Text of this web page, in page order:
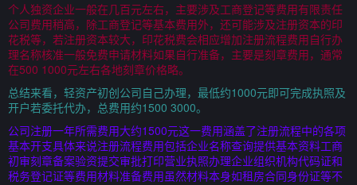
个人独资企业一般在几百元左右，主要涉及工商登记等费用有限责任
公司费用稍高，除工商登记等基本费用外，还可能涉及注册资本的印
花税等，若注册资本较大，印花税费会相应增加注册流程费用自行办
理名称核准一般免费申请材料如果自行准备，主要是刻章费用，通常
在500 1000元左右各地刻章价格略。
总结来看，轻资产初创公司自己办理，最低约1000元即可完成执照及
开户若委托代办，总费用约1500 3000。
公司注册一年所需费用大约1500元这一费用涵盖了注册流程中的各项
基本开支具体来说注册流程费用包括企业名称查询提供基本资料工商
初审刻章备案验资提交审批打印营业执照办理企业组织机构代码证和
税务登记证等费用材料准备费用虽然材料本身如租房合同身份证等不